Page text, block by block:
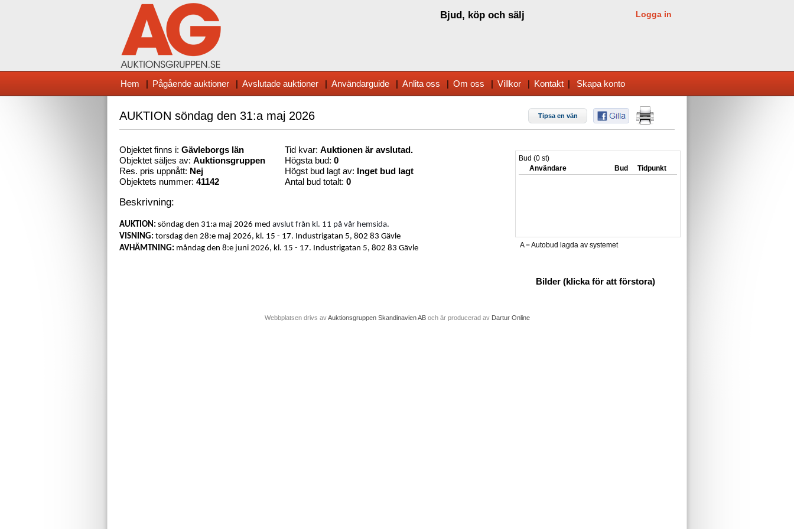
Bjud, köp och sälj Logga in
Hem | Pågående auktioner | Avslutade auktioner | Användarguide | Anlita oss | Om oss | Villkor | Kontakt | Skapa konto
Tipsa en vän
AUKTION söndag den 31:a maj 2026
Objektet finns i: Gävleborgs län
Objektet säljes av: Auktionsgruppen
Res. pris uppnått: Nej
Objektets nummer: 41142
Tid kvar: Auktionen är avslutad.
Högsta bud: 0
Högst bud lagt av:
Inget bud lagt
Antal bud totalt: 0
Beskrivning:
AUKTION: söndag den 31:a maj 2026 med avslut från kl. 11 på vår hemsida.
VISNING: torsdag den 28:e maj 2026, kl. 15 - 17. Industrigatan 5, 802 83 Gävle
AVHÄMTNING: måndag den 8:e juni 2026, kl. 15 - 17. Industrigatan 5, 802 83 Gävle
Bilder (klicka för att förstora)
Webbplatsen drivs avAuktionsgruppen Skandinavien AB och är producerad av Dartur Online